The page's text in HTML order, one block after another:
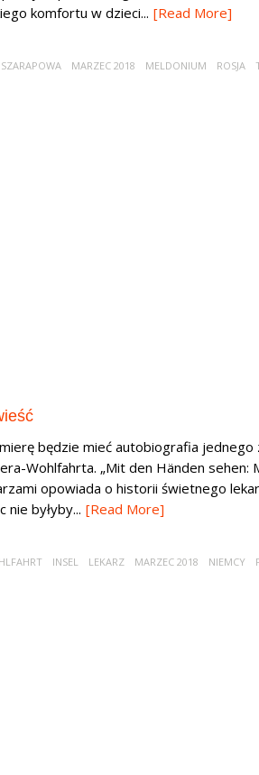
komfortu w dzieci... [Read More]
MARZEC 2018 MELDONIUM ROSJA
będzie mieć autobiografia jednego
Wohlfahrta. „Mit den Händen sehen:
opowiada o historii świetnego
nie byłyby... [Read More]
INSEL LEKARZ MARZEC 2018 NIEMCY